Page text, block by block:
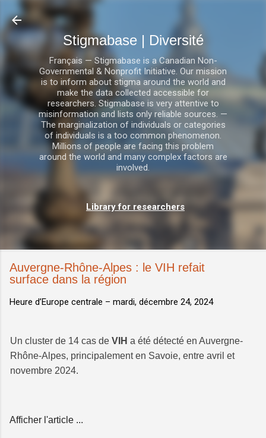
Stigmabase | Diversité
Français — Stigmabase is a Canadian Non-
Governmental & Nonprofit Initiative. Our mission
is to inform about stigma around the world and
make the data collected accessible for
researchers. Stigmabase is very attentive to
misinformation and lists only reliable sources. —
The marginalization of individuals or categories
of individuals is a too common phenomenon.
Millions of people are facing this problem
around the world and many complex factors are
involved.
Library for researchers
Auvergne-Rhône-Alpes : le VIH refait
surface dans la région
Heure d’Europe centrale – mardi, décembre 24, 2024
Un cluster de 14 cas de VIH a été détecté en Auvergne-
Rhône-Alpes, principalement en Savoie, entre avril et
novembre 2024.
Afficher l'article ...